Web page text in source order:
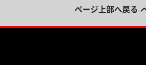
ページ上部へ戻る